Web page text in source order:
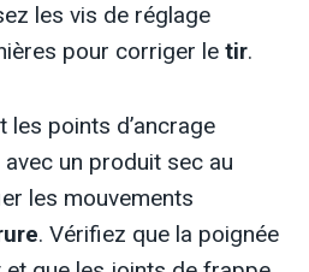
les vis de réglage
pour corriger le tir.
les points d’ancrage
un produit sec au
les mouvements
. Vérifiez que la poignée